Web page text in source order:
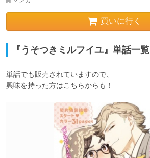
買いに行く
『うそつきミルフイユ』単話一覧
単話でも販売されていますので、
興味を持った方はこちらからも！